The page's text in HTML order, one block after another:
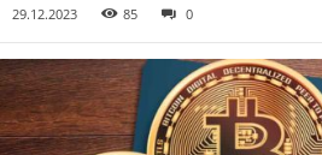
29.12.2023 85 0